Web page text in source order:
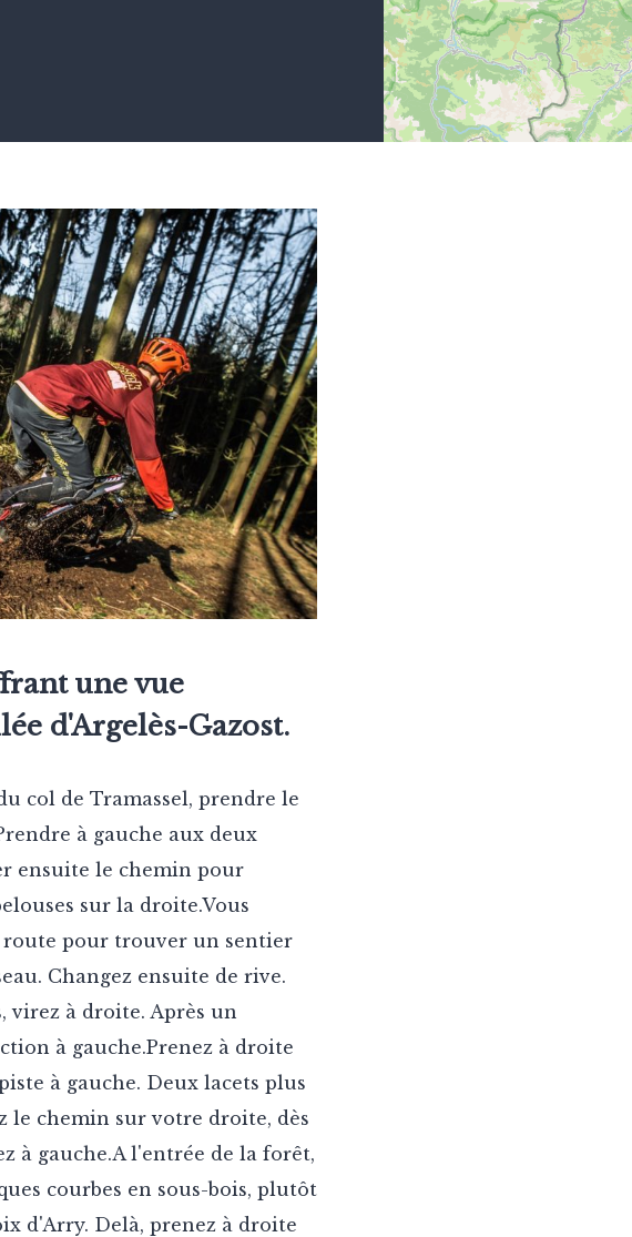
une vue
d'Argelès-Gazost.
col de Tramassel, prendre le
à gauche aux deux
ensuite le chemin pour
sur la droite.Vous
route pour trouver un sentier
Changez ensuite de rive.
virez à droite. Après un
à gauche.Prenez à droite
à gauche. Deux lacets plus
le chemin sur votre droite, dès
à gauche.A l'entrée de la forêt,
courbes en sous-bois, plutôt
d'Arry. Delà, prenez à droite